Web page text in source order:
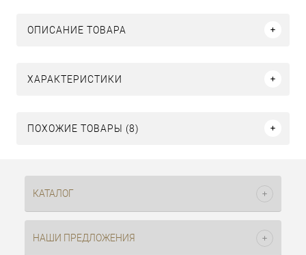
ОПИСАНИЕ ТОВАРА
ХАРАКТЕРИСТИКИ
ПОХОЖИЕ ТОВАРЫ (8)
КАТАЛОГ
НАШИ ПРЕДЛОЖЕНИЯ